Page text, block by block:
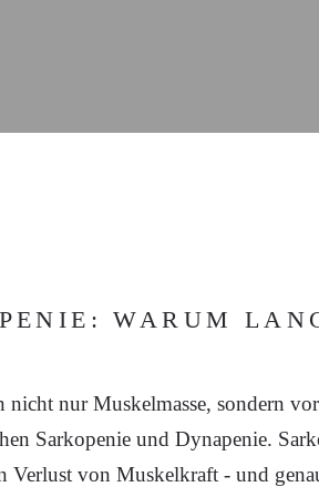
WARUM
nur Muskelmasse, sondern
Sarkopenie und Dynapenie.
Verlust von Muskelkraft - und